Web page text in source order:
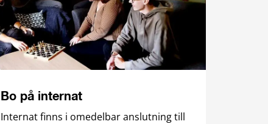
Bo på internat
Internat finns i omedelbar anslutning till